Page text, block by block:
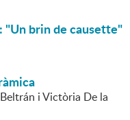
"Un brin de causette"
i Victòria De la